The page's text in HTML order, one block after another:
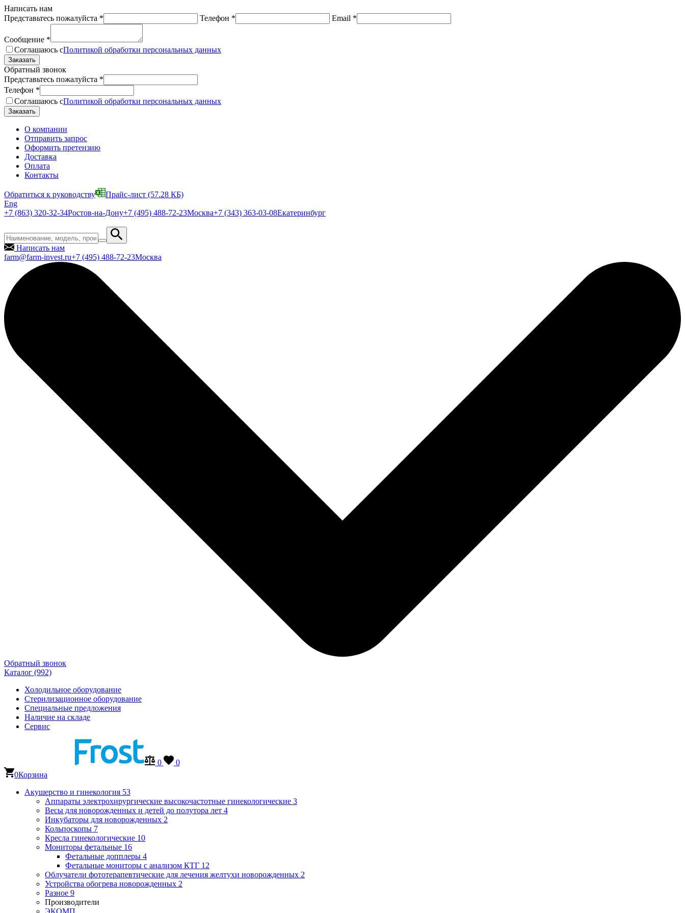
Написать нам
Представьтесь пожалуйста * Телефон * Email *
Сообщение *
Соглашаюсь сПолитикой обработки персональных данных
Обратный звонок
Представьтесь пожалуйста *
Телефон *
Соглашаюсь сПолитикой обработки персональных данных
О компании
Отправить запрос
Оформить претензию
Доставка
Оплата
Контакты
Обратиться к руководству Прайс-лист (57.28 КБ)
Eng
+7 (863) 320-32-34Ростов-на-Дону+7 (495) 488-72-23Москва+7 (343) 363-03-08Екатеринбург
Написать нам
farm@farm-invest.ru+7 (495) 488-72-23Москва
Обратный звонок
Каталог (992)
Холодильное оборудование
Стерилизационное оборудование
Специальные предложения
Наличие на складе
Сервис
0
0
0Корзина
Акушерство и гинекология 53
Аппараты электрохирургические высокочастотные гинекологические 3
Весы для новорожденных и детей до полутора лет 4
Инкубаторы для новорожденных 2
Кольпоскопы 7
Кресла гинекологические 10
Мониторы фетальные 16
Фетальные допплеры 4
Фетальные мониторы с анализом КТГ 12
Облучатели фототерапевтические для лечения желтухи новорожденных 2
Устройства обогрева новорожденных 2
Разное 9
Производители
ЭКОМП